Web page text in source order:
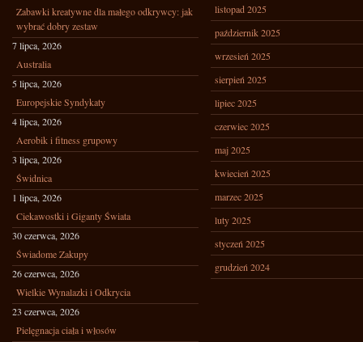
Zabawki kreatywne dla małego odkrywcy: jak
wybrać dobry zestaw
7 lipca, 2026
Australia
5 lipca, 2026
Europejskie Syndykaty
4 lipca, 2026
Aerobik i fitness grupowy
3 lipca, 2026
Świdnica
1 lipca, 2026
Ciekawostki i Giganty Świata
30 czerwca, 2026
Świadome Zakupy
26 czerwca, 2026
Wielkie Wynalazki i Odkrycia
23 czerwca, 2026
Pielęgnacja ciała i włosów
listopad 2025
październik 2025
wrzesień 2025
sierpień 2025
lipiec 2025
czerwiec 2025
maj 2025
kwiecień 2025
marzec 2025
luty 2025
styczeń 2025
grudzień 2024